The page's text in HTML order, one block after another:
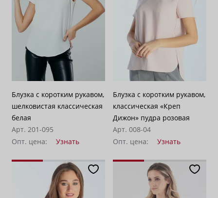
По убыванию цены 100
Блузка с коротким рукавом,
шелковистая классическая
белая
Арт. 201-095
Опт. цена:
Узнать
Блузка с коротким рукавом,
классическая «Креп
Дижон» пудра розовая
Арт. 008-04
Опт. цена:
Узнать